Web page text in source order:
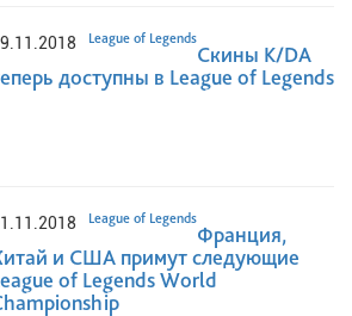
League of Legends
Скины K/DA
доступны в League of Legends
League of Legends
Франция,
и США примут следующие
of Legends World